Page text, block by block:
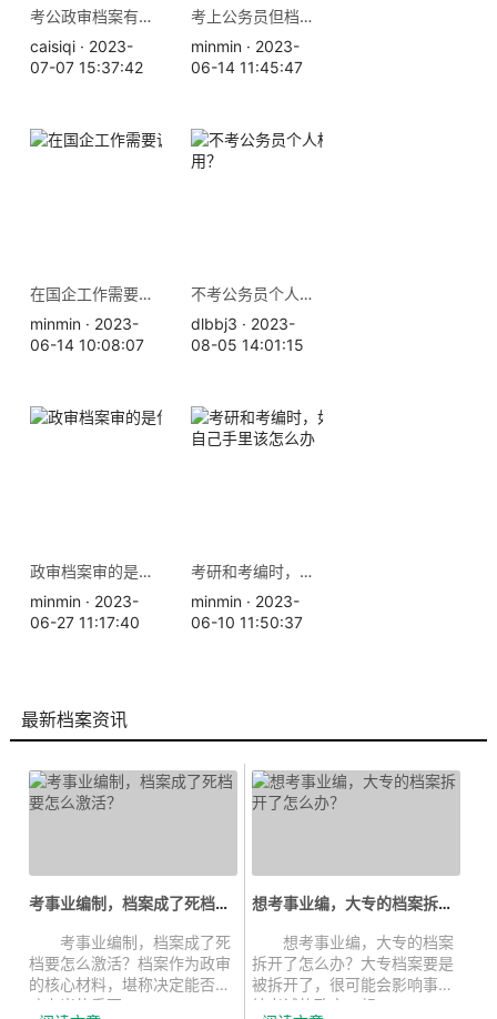
考公政审档案有涂改痕迹怎么办
caisiqi · 2023-
07-07 15:37:42
考上公务员但档案丢失了怎么办？
minmin · 2023-
06-14 11:45:47
在国企工作需要调档吗？
minmin · 2023-
06-14 10:08:07
不考公务员个人档案有什么用？
dlbbj3 · 2023-
08-05 14:01:15
政审档案审的是什么？
minmin · 2023-
06-27 11:17:40
考研和考编时，如果档案在自己手里该怎么办
minmin · 2023-
06-10 11:50:37
最新档案资讯
考事业编制，档案成了死档要怎么激...
考事业编制，档案成了死
档要怎么激活？档案作为政审
的核心材料，堪称决定能否成
功上岸的重要一...
想考事业编，大专的档案拆开了怎么...
想考事业编，大专的档案
拆开了怎么办？大专档案要是
被拆开了，很可能会影响事业
编考试的政审，想...